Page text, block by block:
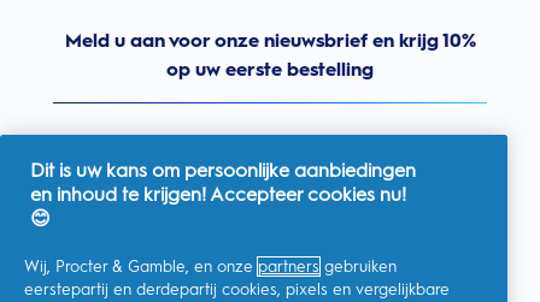
Meld u aan voor onze nieuwsbrief en krijg 10%
op uw eerste bestelling
Dit is uw kans om persoonlijke aanbiedingen
en inhoud te krijgen! Accepteer cookies nu!
😊
Wij, Procter & Gamble, en onze partners gebruiken
eerstepartij en derdepartij cookies, pixels en vergelijkbare